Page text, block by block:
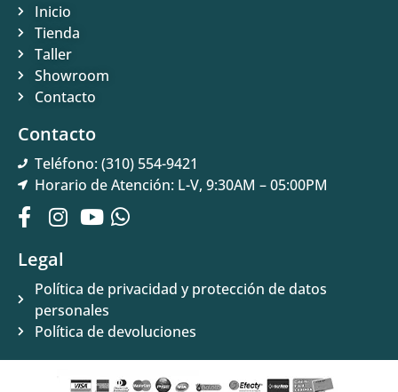
Inicio
Tienda
Taller
Showroom
Contacto
Contacto
Teléfono: (310) 554-9421
Horario de Atención: L-V, 9:30AM – 05:00PM
Legal
Política de privacidad y protección de datos
personales
Política de devoluciones